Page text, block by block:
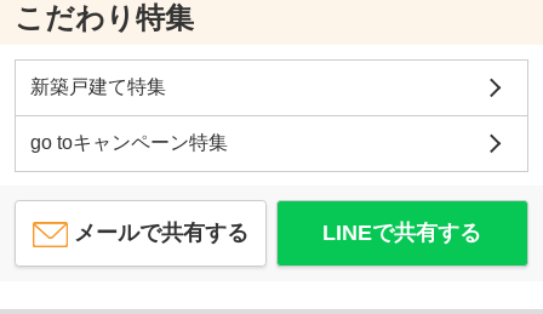
こだわり特集
新築戸建て特集
go toキャンペーン特集
メールで共有する LINEで共有する